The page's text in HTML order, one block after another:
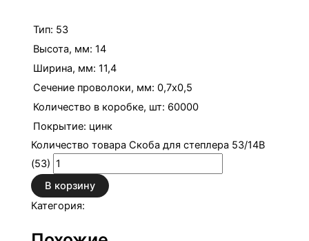
Тип: 53
Высота, мм: 14
Ширина, мм: 11,4
Сечение проволоки, мм: 0,7х0,5
Количество в коробке, шт: 60000
Покрытие: цинк
Количество товара Скоба для степлера 53/14В
(53)
В корзину
Категория: